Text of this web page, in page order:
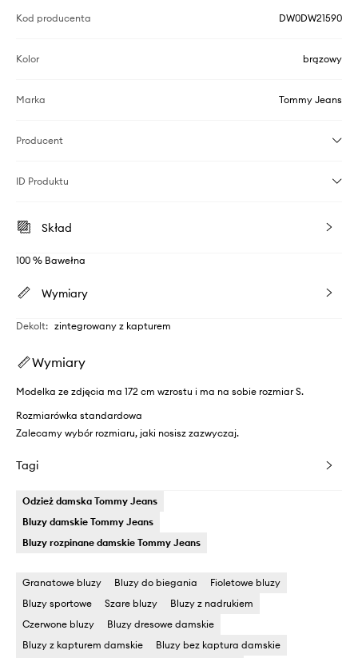
Kod producenta DW0DW21590
Kolor brązowy
Marka Tommy Jeans
Producent
ID Produktu
Skład
100 % Bawełna
Wymiary
Dekolt: zintegrowany z kapturem
Wymiary
Modelka ze zdjęcia ma 172 cm wzrostu i ma na sobie rozmiar S.
Rozmiarówka standardowa
Zalecamy wybór rozmiaru, jaki nosisz zazwyczaj.
Tagi
Odzież damska Tommy Jeans
Bluzy damskie Tommy Jeans
Bluzy rozpinane damskie Tommy Jeans
Granatowe bluzy Bluzy do biegania
Fioletowe bluzy
Bluzy sportowe
Szare bluzy
Bluzy z nadrukiem
Czerwone bluzy
Bluzy dresowe damskie
Bluzy z kapturem damskie
Bluzy bez kaptura damskie